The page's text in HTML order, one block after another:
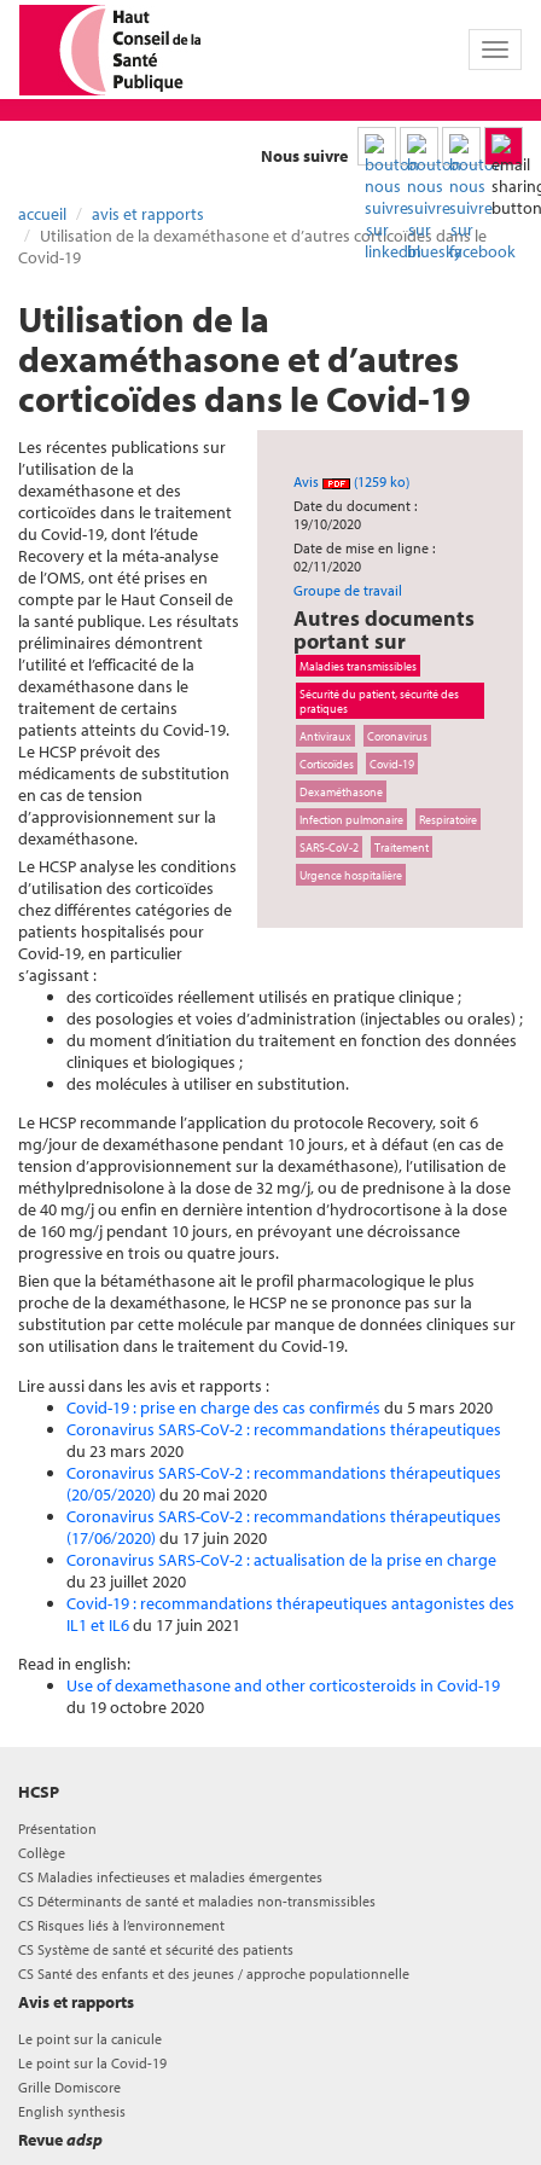
Toggle
Nous suivre
accueil
avis et rapports
Utilisation de la dexaméthasone et d’autres corticoïdes dans le
Covid-19
Utilisation de la
dexaméthasone et d’autres
corticoïdes dans le Covid-19
Avis
(1259 ko)
Date du document :
19/10/2020
Date de mise en ligne :
02/11/2020
Groupe de travail
Autres documents
portant sur
Maladies transmissibles
Sécurité du patient, sécurité des
pratiques
Antiviraux
Coronavirus
Corticoïdes
Covid-19
Dexaméthasone
Infection pulmonaire
Respiratoire
SARS-CoV-2
Traitement
Urgence hospitalière
Les récentes publications sur
l’utilisation de la
dexaméthasone et des
corticoïdes dans le traitement
du Covid-19, dont l’étude
Recovery et la méta-analyse
de l’OMS, ont été prises en
compte par le Haut Conseil de
la santé publique. Les résultats
préliminaires démontrent
l’utilité et l’efficacité de la
dexaméthasone dans le
traitement de certains
patients atteints du Covid-19.
Le HCSP prévoit des
médicaments de substitution
en cas de tension
d’approvisionnement sur la
dexaméthasone.
Le HCSP analyse les conditions
d’utilisation des corticoïdes
chez différentes catégories de
patients hospitalisés pour
Covid-19, en particulier
s’agissant :
des corticoïdes réellement utilisés en pratique clinique ;
des posologies et voies d’administration (injectables ou orales) ;
du moment d’initiation du traitement en fonction des données
cliniques et biologiques ;
des molécules à utiliser en substitution.
Le HCSP recommande l’application du protocole Recovery, soit 6
mg/jour de dexaméthasone pendant 10 jours, et à défaut (en cas de
tension d’approvisionnement sur la dexaméthasone), l’utilisation de
méthylprednisolone à la dose de 32 mg/j, ou de prednisone à la dose
de 40 mg/j ou enfin en dernière intention d’hydrocortisone à la dose
de 160 mg/j pendant 10 jours, en prévoyant une décroissance
progressive en trois ou quatre jours.
Bien que la bétaméthasone ait le profil pharmacologique le plus
proche de la dexaméthasone, le HCSP ne se prononce pas sur la
substitution par cette molécule par manque de données cliniques sur
son utilisation dans le traitement du Covid-19.
Lire aussi dans les avis et rapports :
Covid-19 : prise en charge des cas confirmés du 5 mars 2020
Coronavirus SARS-CoV-2 : recommandations thérapeutiques
du 23 mars 2020
Coronavirus SARS-CoV-2 : recommandations thérapeutiques
(20/05/2020) du 20 mai 2020
Coronavirus SARS-CoV-2 : recommandations thérapeutiques
(17/06/2020) du 17 juin 2020
Coronavirus SARS-CoV-2 : actualisation de la prise en charge
du 23 juillet 2020
Covid-19 : recommandations thérapeutiques antagonistes des
IL1 et IL6du 17 juin 2021
Read in english:
Use of dexamethasone and other corticosteroids in Covid-19
du 19 octobre 2020
HCSP
Présentation
Collège
CS Maladies infectieuses et maladies émergentes
CS Déterminants de santé et maladies non-transmissibles
CS Risques liés à l’environnement
CS Système de santé et sécurité des patients
CS Santé des enfants et des jeunes / approche populationnelle
Avis et rapports
Le point sur la canicule
Le point sur la Covid-19
Grille Domiscore
English synthesis
Revueadsp